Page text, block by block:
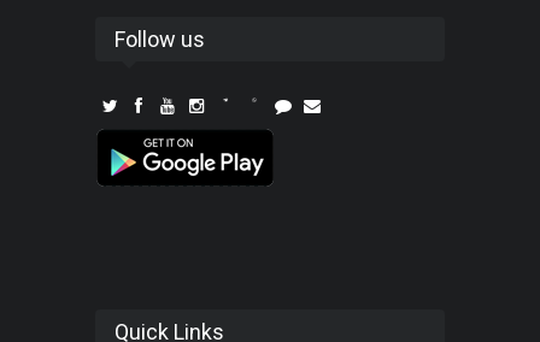
Follow us
Quick Links